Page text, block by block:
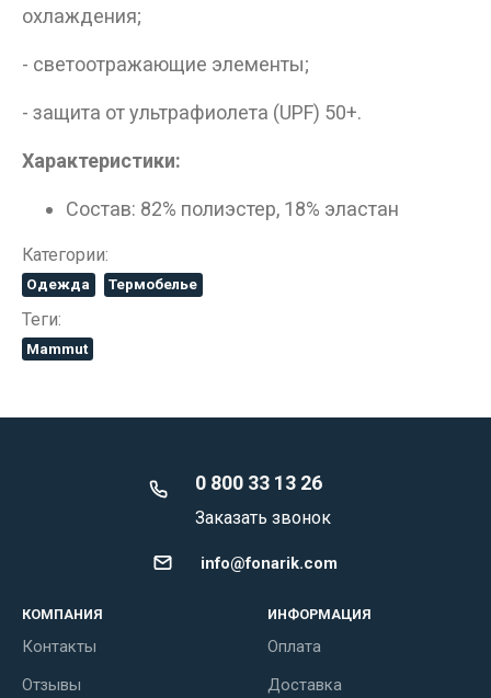
охлаждения;
- светоотражающие элементы;
- защита от ультрафиолета (UPF) 50+.
Характеристики:
Состав: 82% полиэстер, 18% эластан
Категории:
Одежда Термобелье
Теги:
Mammut
0 800 33 13 26
Заказать звонок
info@fonarik.com
КОМПАНИЯ
Контакты
Отзывы
ИНФОРМАЦИЯ
Оплата
Доставка